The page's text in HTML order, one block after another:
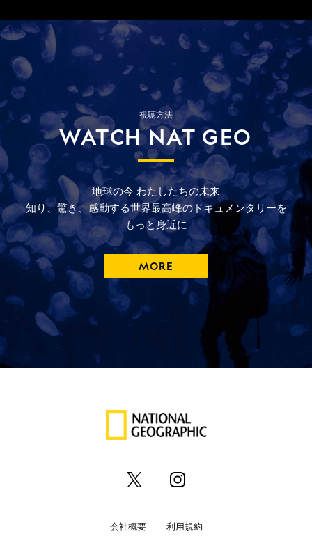
視聴方法
WATCH NAT GEO
地球の今 わたしたちの未来
知り、驚き、感動する世界最高峰のドキュメンタリーを
もっと身近に
MORE
会社概要 利用規約